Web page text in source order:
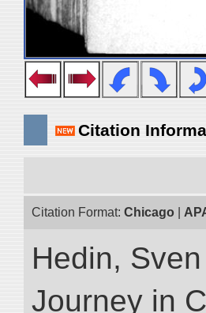
Citation
Citation Format: Chicago
Hedin,
Journey in